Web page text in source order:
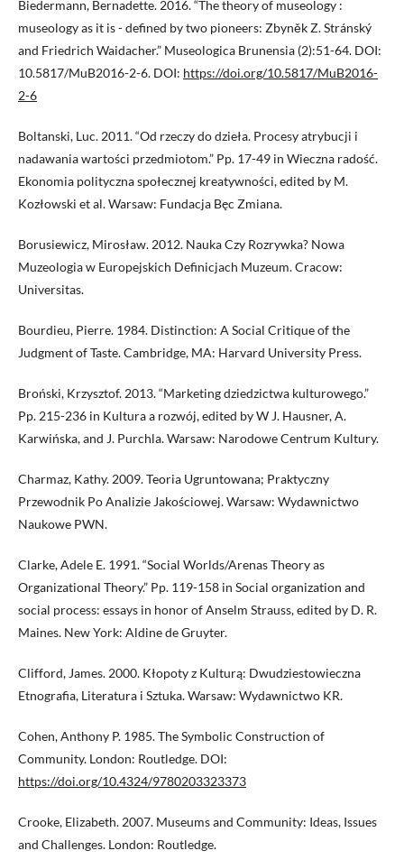
Biedermann, Bernadette. 2016. “The theory of museology :
museology as it is - defined by two pioneers: Zbyněk Z. Stránský
and Friedrich Waidacher.” Museologica Brunensia (2):51-64. DOI:
10.5817/MuB2016-2-6. DOI: https://doi.org/10.5817/MuB2016-
2-6
Boltanski, Luc. 2011. “Od rzeczy do dzieła. Procesy atrybucji i
nadawania wartości przedmiotom.” Pp. 17-49 in Wieczna radość.
Ekonomia polityczna społecznej kreatywności, edited by M.
Kozłowski et al. Warsaw: Fundacja Bęc Zmiana.
Borusiewicz, Mirosław. 2012. Nauka Czy Rozrywka? Nowa
Muzeologia w Europejskich Definicjach Muzeum. Cracow:
Universitas.
Bourdieu, Pierre. 1984. Distinction: A Social Critique of the
Judgment of Taste. Cambridge, MA: Harvard University Press.
Broński, Krzysztof. 2013. “Marketing dziedzictwa kulturowego.”
Pp. 215-236 in Kultura a rozwój, edited by W J. Hausner, A.
Karwińska, and J. Purchla. Warsaw: Narodowe Centrum Kultury.
Charmaz, Kathy. 2009. Teoria Ugruntowana; Praktyczny
Przewodnik Po Analizie Jakościowej. Warsaw: Wydawnictwo
Naukowe PWN.
Clarke, Adele E. 1991. “Social Worlds/Arenas Theory as
Organizational Theory.” Pp. 119-158 in Social organization and
social process: essays in honor of Anselm Strauss, edited by D. R.
Maines. New York: Aldine de Gruyter.
Clifford, James. 2000. Kłopoty z Kulturą: Dwudziestowieczna
Etnografia, Literatura i Sztuka. Warsaw: Wydawnictwo KR.
Cohen, Anthony P. 1985. The Symbolic Construction of
Community. London: Routledge. DOI:
https://doi.org/10.4324/9780203323373
Crooke, Elizabeth. 2007. Museums and Community: Ideas, Issues
and Challenges. London: Routledge.